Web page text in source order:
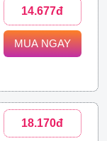
14.677đ
MUA NGAY
18.170đ